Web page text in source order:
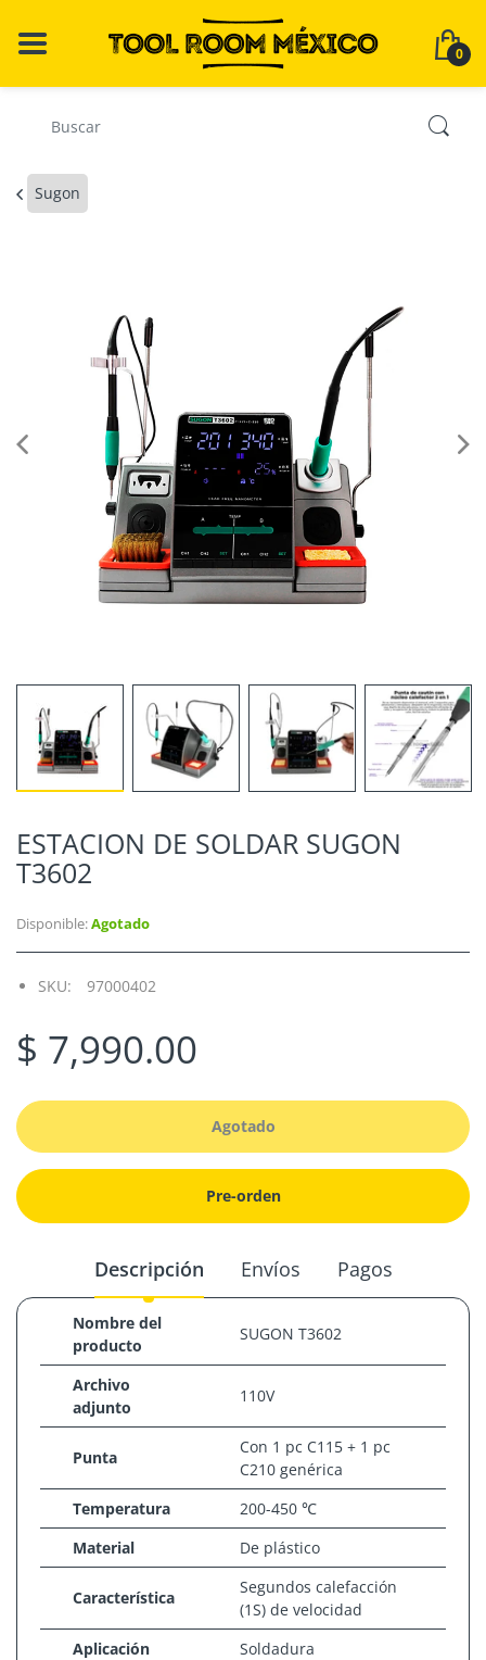
0
Sugon
ESTACION DE SOLDAR SUGON
T3602
Disponible:Agotado
SKU: 97000402
$ 7,990.00
Agotado
Pre-orden
Descripción Envíos Pagos
Nombre del
producto
SUGON T3602
Archivo
adjunto
110V
Punta
Con 1 pc C115 + 1 pc
C210 genérica
Temperatura
200-450 ℃
Material
De plástico
Característica
Segundos calefacción
(1S) de velocidad
Aplicación
Soldadura